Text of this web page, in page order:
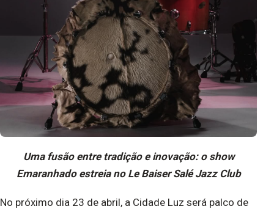
Uma fusão entre tradição e inovação: o show
Emaranhado estreia no Le Baiser Salé Jazz Club
No próximo dia 23 de abril, a Cidade Luz será palco de